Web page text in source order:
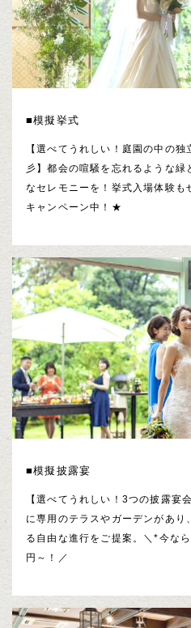
■模擬挙式
【選べてうれしい！庭園の中の
彡】都会の喧騒を忘れるような
なセレモニーを！挙式入場体験
キャンペーン中！★
■模擬披露宴
【選べてうれしい！3つの披露宴
に専用のテラスやガーデンがあり
る自由な進行をご提案。＼*今な
円～！／